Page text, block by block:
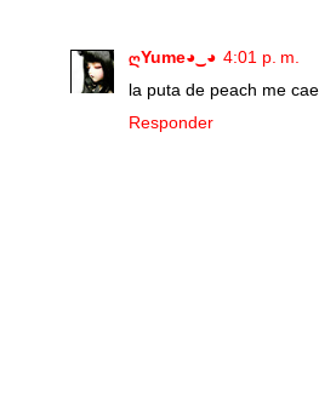
ღYume◕‿◕ 4:01 p. m.
la puta de peach me
Responder